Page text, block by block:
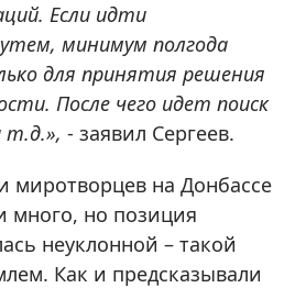
Если идти
минимум полгода
для принятия решения
После чего идет поиск
т.д.», - заявил Сергеев.
миротворцев на Донбассе
много, но позиция
неуклонной – такой
Как и предсказывали